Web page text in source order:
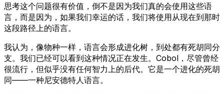
思考这个问题很有价值，倒不是因为我们真的会使用这些语
言，而是因为，如果我们幸运的话，我们将使用从现在到那时
这段路径上的语言。
我认为，像物种一样，语言会形成进化树，到处都有死胡同分
支。我们已经可以看到这种情况正在发生。Cobol，尽管曾经
很流行，但似乎没有任何智力上的后代。它是一个进化的死胡
同——一种尼安德特人语言。